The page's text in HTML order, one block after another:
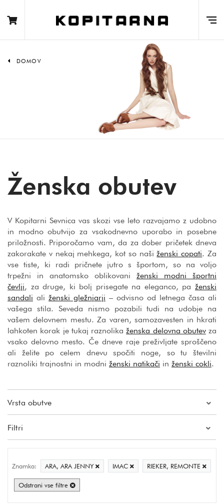
DOMOV
Ženska obutev
V Kopitarni Sevnica vas skozi vse leto razvajamo z udobno
in modno obutvijo za vsakodnevno uporabo in posebne
priložnosti. Priporočamo vam, da za dober pričetek dneva
zakorakate v nekaj mehkega, kot so našiženski copati. Za
vse tiste, ki radi pričnete jutro s športom, so na voljo
trpežni in anatomsko oblikovani ženski modni športni
čevlji, za druge, ki bolj prisegate na eleganco, pa ženski
sandali ali ženski gležnjarji – odvisno od letnega časa ali
vašega stila. Seveda nismo pozabili tudi na udobje na
vašem delovnem mestu. Za varen, samozavesten in hkrati
lahkoten korak je tukaj raznolikaženska delovna obutevza
vsako delovno mesto. Če dneve raje preživljate sproščeno
ali želite po celem dnevu spočiti noge, so tu številni
raznoliki trajnostni in modni ženski natikači in ženski cokli.
Vrsta obutve
Filtri
Znamka
Znamka: ARA, ARA JENNY IMAC RIEKER, REMONTE
Odstrani vse filtre